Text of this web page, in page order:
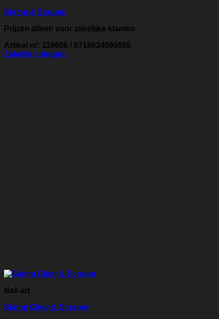
Stamp & Scraper
Prijzen alleen voor zakelijke klanten
Artikel nr: 118606 / 8718634090985
Zakelijk inloggen
Nail art
Stamp Clear & Scraper